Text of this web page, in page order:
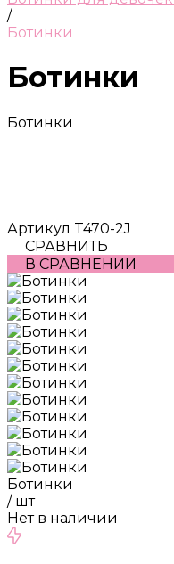
/
Ботинки
Ботинки
Ботинки
Артикул T470-2J
СРАВНИТЬ
В СРАВНЕНИИ
Ботинки
/ шт
Нет в наличии